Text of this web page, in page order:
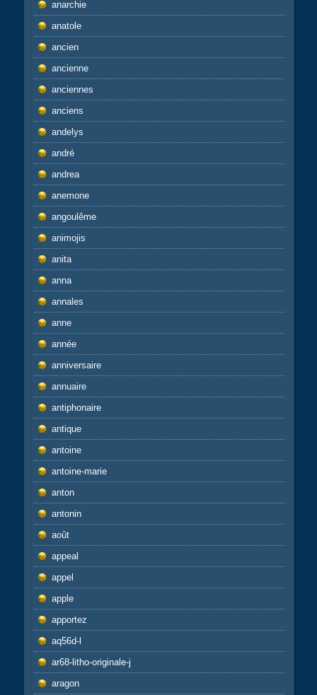
anarchie
anatole
ancien
ancienne
anciennes
anciens
andelys
andré
andrea
anemone
angoulême
animojis
anita
anna
annales
anne
année
anniversaire
annuaire
antiphonaire
antique
antoine
antoine-marie
anton
antonin
août
appeal
appel
apple
apportez
aq56d-l
ar68-litho-originale-j
aragon